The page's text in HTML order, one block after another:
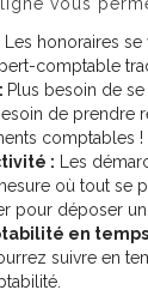
Les honoraires
comptable
Plus besoin de
de prendre
comptables !
: Les
où tout se
pour déposer
en
suivre en